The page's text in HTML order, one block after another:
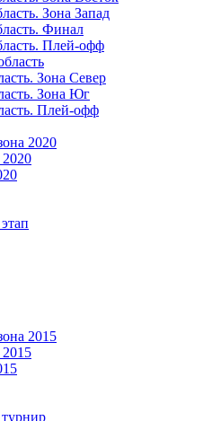
Зона Запад
Финал
Плей-офф
Зона Север
Зона Юг
Плей-офф
2020
2015